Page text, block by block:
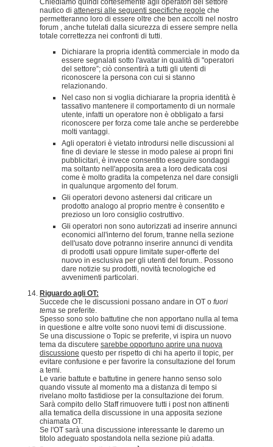
nautico di attenersi alle seguenti specifiche regole che
permetteranno loro di essere oltre che ben accolti nel nostro
forum , anche tutelati dalla sicurezza di essere sempre nella
totale correttezza nei confronti di tutti.
Dichiarare la propria identità commerciale in modo da
essere segnalati sotto l'avatar in qualità di "operatori
del settore”; ciò consentirà a tutti gli utenti di
riconoscere la persona con cui si stanno
relazionando.
Nel caso non si voglia dichiarare la propria identità è
tassativo mantenere il comportamento di un normale
utente, infatti un operatore non è obbligato a farsi
riconoscere per forza come tale anche se perderebbe
molti vantaggi.
Agli operatori è vietato introdursi nelle discussioni al
fine di deviare le stesse in modo palese ai propri fini
pubblicitari, è invece consentito eseguire sondaggi
ma soltanto nell'apposita area a loro dedicata cosi
come è molto gradita la competenza nel dare consigli
in qualunque argomento del forum.
Gli operatori devono astenersi dal criticare un
prodotto analogo al proprio mentre è consentito e
prezioso un loro consiglio costruttivo.
Gli operatori non sono autorizzati ad inserire annunci
economici all'interno del forum, tranne nella sezione
dell'usato dove potranno inserire annunci di vendita
di prodotti usati oppure limitate super-offerte del
nuovo in esclusiva per gli utenti del forum.. Possono
dare notizie su prodotti, novità tecnologiche ed
avvenimenti particolari.
Riguardo agli OT:
Succede che le discussioni possano andare in OT o fuori
tema se preferite.
Spesso sono solo battutine che non apportano nulla al tema
in questione e altre volte sono nuovi temi di discussione.
Se una discussione o Topic se preferite, vi ispira un nuovo
tema da discutere sarebbe opportuno aprire una nuova
discussione questo per rispetto di chi ha aperto il topic, per
evitare confusione e per favorire la consultazione del forum
a temi.
Le varie battute e battutine in genere hanno senso solo
quando vissute al momento ma a distanza di tempo si
rivelano molto fastidiose per la consultazione dei forum.
Sarà compito dello Staff rimuovere tutti i post non attinenti
alla tematica della discussione in una apposita sezione
chiamata OT.
Se l'OT sarà una discussione interessante le daremo un
titolo adeguato spostandola nella sezione più adatta.